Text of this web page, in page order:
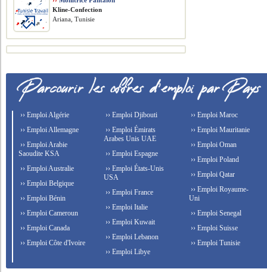
Kline-Confection
Ariana, Tunisie
›› Emploi Algérie
›› Emploi Allemagne
›› Emploi Arabie
Saoudite KSA
›› Emploi Australie
›› Emploi Belgique
›› Emploi Bénin
›› Emploi Cameroun
›› Emploi Canada
›› Emploi Côte d'Ivoire
›› Emploi Djibouti
›› Emploi Émirats
Arabes Unis UAE
›› Emploi Espagne
›› Emploi États-Unis
USA
›› Emploi France
›› Emploi Italie
›› Emploi Kuwait
›› Emploi Lebanon
›› Emploi Libye
›› Emploi Maroc
›› Emploi Mauritanie
›› Emploi Oman
›› Emploi Poland
›› Emploi Qatar
›› Emploi Royaume-
Uni
›› Emploi Senegal
›› Emploi Suisse
›› Emploi Tunisie